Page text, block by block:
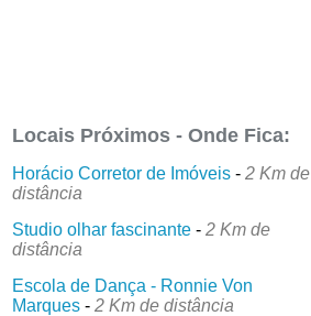
Locais Próximos - Onde Fica:
Horácio Corretor de Imóveis -2 Km de
distância
Studio olhar fascinante -2 Km de
distância
Escola de Dança - Ronnie Von
Marques -2 Km de distância